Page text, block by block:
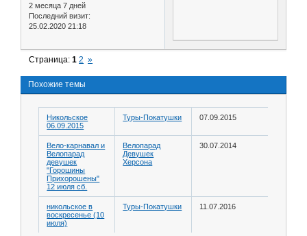
2 месяца 7 дней
Последний визит:
25.02.2020 21:18
Страница:1 2 »
Похожие темы
Никольское
06.09.2015
Туры-Покатушки 07.09.2015
Вело-карнавал и
Велопарад
девушек
"Горошины
Прихорошены"
12 июля сб.
Велопарад
Девушек
Херсона
30.07.2014
никольское в
воскресенье (10
июля)
Туры-Покатушки 11.07.2016